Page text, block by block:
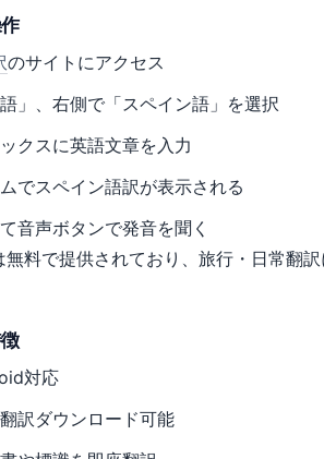
のサイトにアクセス
」、右側で「スペイン語」を選択
クスに英語文章を入力
でスペイン語訳が表示される
音声ボタンで発音を聞く
料で提供されており、旅行・日常翻
対応
訳ダウンロード可能